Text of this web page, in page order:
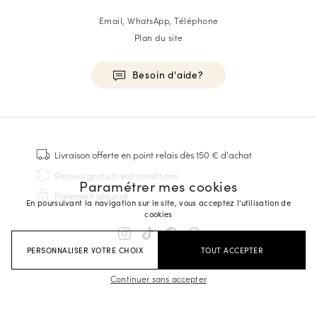
Paramétrer mes cookies
En poursuivant la navigation sur le site, vous acceptez l'utilisation de
cookies
PERSONNALISER VOTRE CHOIX TOUT ACCEPTER
Continuer sans accepter
Email, WhatsApp, Téléphone
Plan du site
Besoin d'aide?
Baskets
Cousu Goodyear
Derbies & Richelieu
Richelieus Homme
Sandales & Espadrilles
Sacoches Business
Baskets Blanches Homme
Livraison offerteen point relais dès 150 € d'achat
Retours gratuitsvoir conditions
Paiement sécurisé